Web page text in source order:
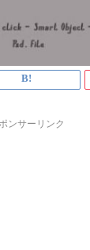
ンサーリンク